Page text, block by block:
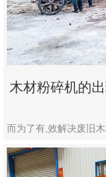
木材粉碎机的
而为了有,效解决废旧